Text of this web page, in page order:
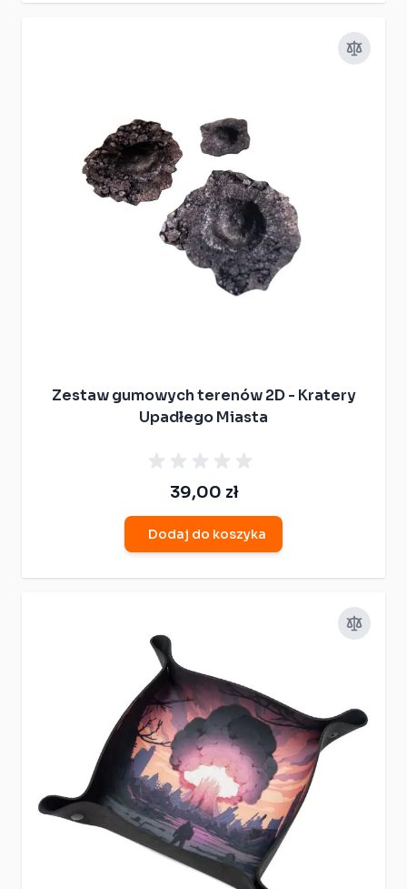
Zestaw gumowych terenów 2D - Kratery
Upadłego Miasta
39,00 zł
Dodaj do koszyka